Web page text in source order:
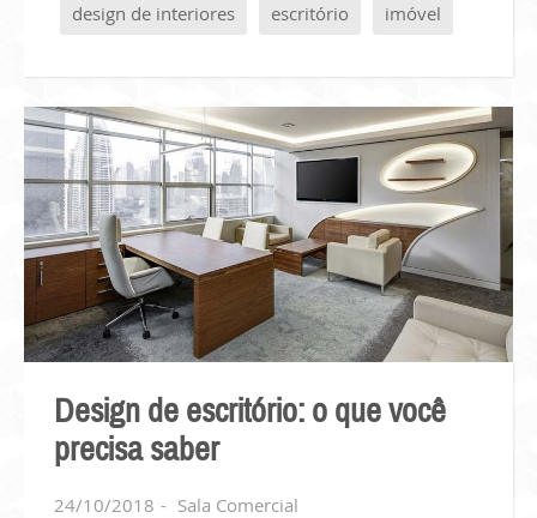
design de interiores escritório imóvel
Design de escritório: o que você
precisa saber
24/10/2018 Sala Comercial